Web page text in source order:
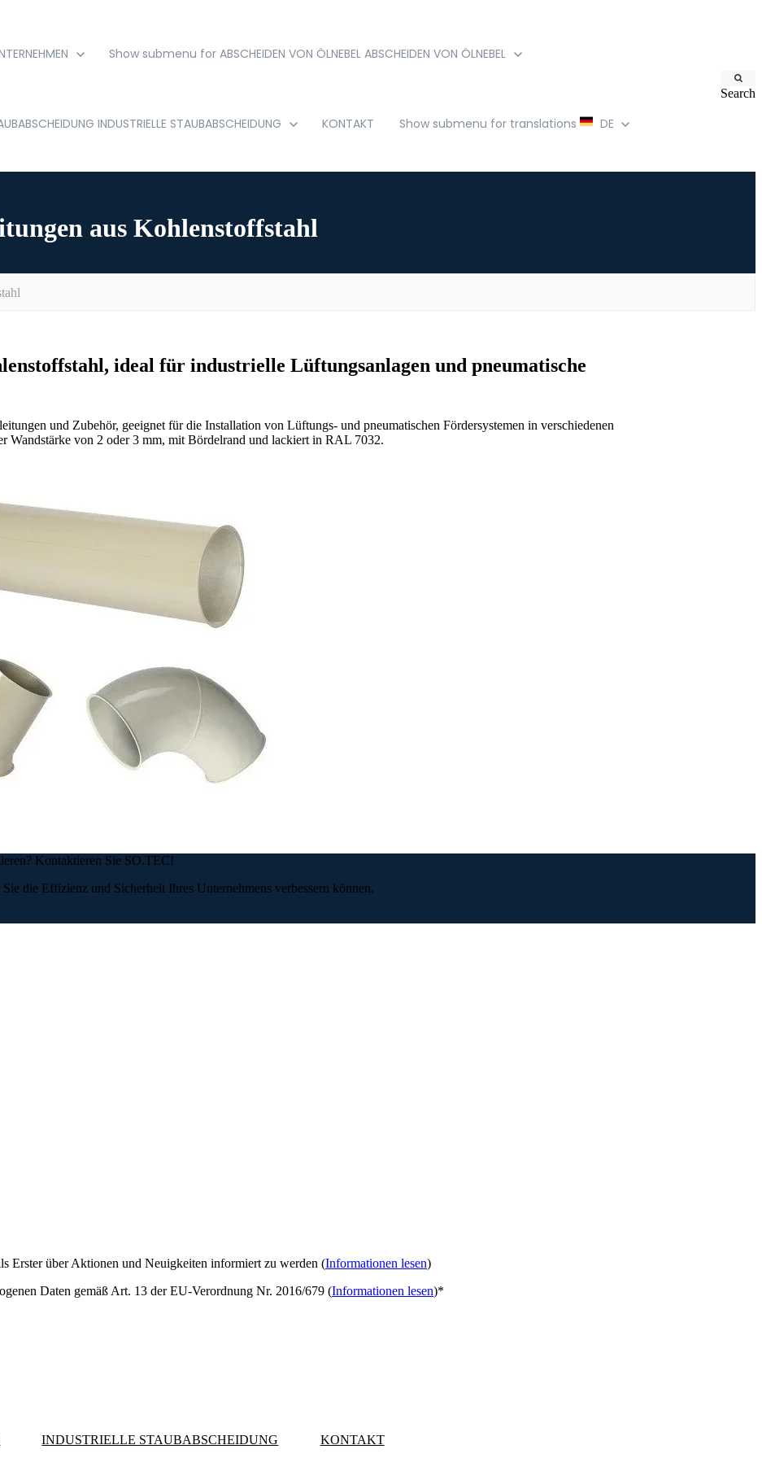
Show submenu for ABSCHEIDEN VON ÖLNEBEL ABSCHEIDEN VON ÖLNEBEL
INDUSTRIELLE STAUBABSCHEIDUNG KONTAKT Show submenu for translations DE
Search
aus Kohlenstoffstahl
ideal für industrielle Lüftungsanlagen und pneumatische
und Zubehör, geeignet für die Installation von Lüftungs- und pneumatischen Fördersystemen in verschiedenen
Wandstärke von 2 oder 3 mm, mit Bördelrand und lackiert in RAL 7032.
Kontaktieren Sie SO.TEC!
die Effizienz und Sicherheit Ihres Unternehmens verbessern können.
Erster über Aktionen und Neuigkeiten informiert zu werden (Informationen lesen)
Daten gemäß Art. 13 der EU-Verordnung Nr. 2016/679 (Informationen lesen)*
INDUSTRIELLE STAUBABSCHEIDUNG KONTAKT